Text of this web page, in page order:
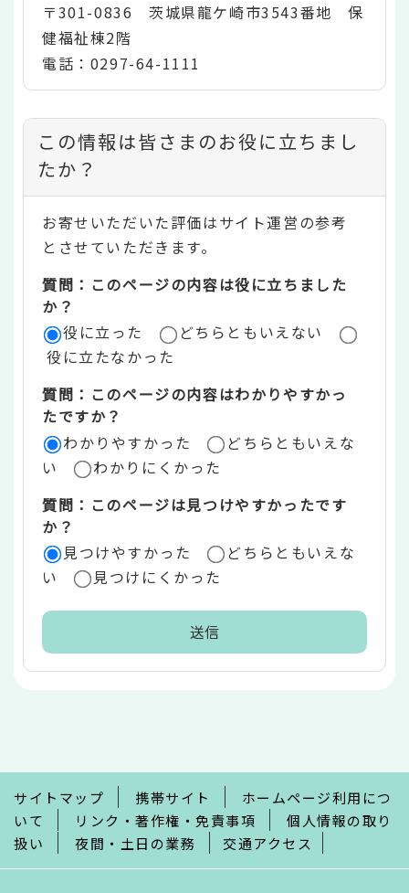
〒301-0836 茨城県龍ケ崎市3543番地 保
健福祉棟2階
電話：0297-64-1111
コ
ン
テ
ン
ツ
評
価
リ
ア
この情報は皆さまのお役に立ちまし
たか？
お寄せいただいた評価はサイト運営の参考
とさせていただきます。
質問：このページの内容は役に立ちました
か？
役に立った
どちらともいえない
役に立たなかった
質問：このページの内容はわかりやすかっ
たですか？
わかりやすかった
どちらともいえな
い
わかりにくかった
質問：このページは見つけやすかったです
か？
見つけやすかった
どちらともいえな
い
見つけにくかった
で
サイトマップ 携帯サイト
ホームページ利用につ
いて
リンク・著作権・免責事項
個人情報の取り
扱い
夜間・土日の業務 交通アクセス